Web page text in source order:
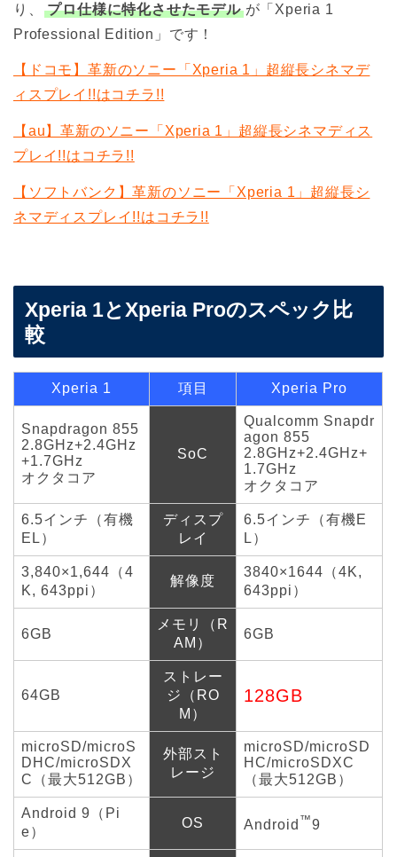
り、
プロ仕様に特化させたモデル が「Xperia 1
Professional Edition」です！
【ドコモ】革新のソニー「Xperia 1」超縦長シネマデ
ィスプレイ!!はコチラ!!
【au】革新のソニー「Xperia 1」超縦長シネマディス
プレイ!!はコチラ!!
【ソフトバンク】革新のソニー「Xperia 1」超縦長シ
ネマディスプレイ!!はコチラ!!
Xperia 1とXperia Proのスペック比
較
Xperia 1 項目 Xperia Pro
Snapdragon 855
2.8GHz+2.4GHz
+1.7GHz
オクタコア
SoC
Qualcomm Snapdr
agon 855
2.8GHz+2.4GHz+
1.7GHz
オクタコア
6.5インチ（有機
EL）
ディスプ
レイ
6.5インチ（有機E
L）
3,840×1,644（4
K, 643ppi）
解像度
3840×1644（4K,
643ppi）
6GB
メモリ（R
AM）
6GB
64GB
ストレー
ジ（RO
M）
128GB
microSD/microS
DHC/microSDX
C（最大512GB）
外部スト
レージ
microSD/microSD
HC/microSDXC
（最大512GB）
Android 9（Pi
e）
OS Android ™9